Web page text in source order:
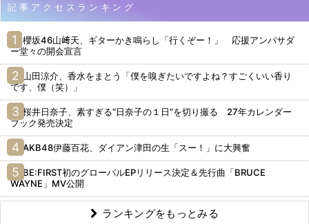
記事アクセスランキング
櫻坂46山﨑天、ギターかき鳴らし「行くぞー！」 応援アンバサダ
ー堂々の開会宣言
山田涼介、香水をまとう「僕を嗅ぎたいですよね？すごくいい香り
です、僕（笑）」
桜井日奈子、素すぎる“日奈子の１日”を切り撮る 27年カレンダー
ブック発売決定
AKB48伊藤百花、ダイアン津田の生「スー！」に大興奮
BE:FIRST初のグローバルEPリリース決定＆先行曲「BRUCE
WAYNE」MV公開
ランキングをもっとみる